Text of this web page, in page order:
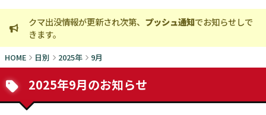
クマ出没情報が更新され次第、 プッシュ通知でお知らせしで
きます。
HOME 日別 2025年 9月
2025年9月のお知らせ